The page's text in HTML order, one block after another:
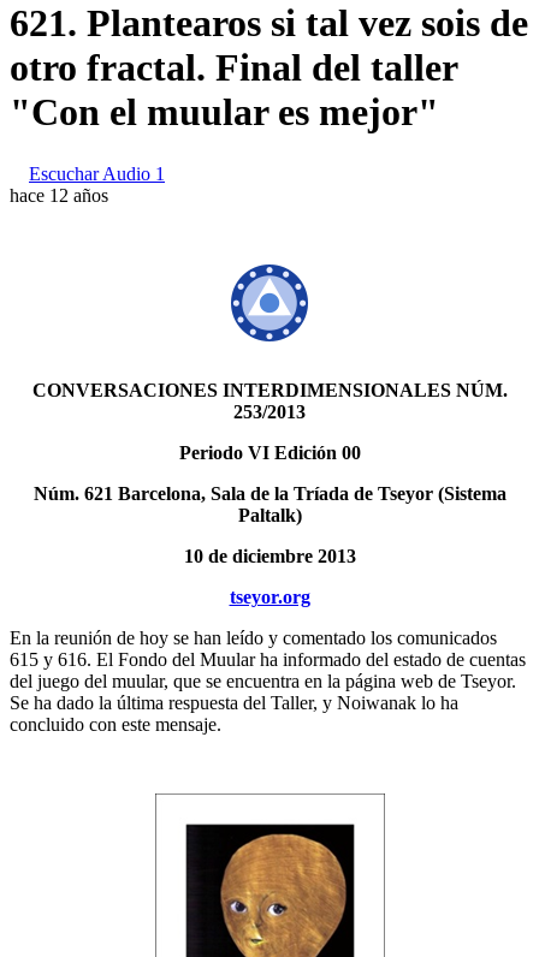
621. Plantearos si tal vez sois de
otro fractal. Final del taller
"Con el muular es mejor"
Escuchar Audio 1
hace 12 años
CONVERSACIONES INTERDIMENSIONALES NÚM.
253/2013
Periodo VI Edición 00
Núm. 621 Barcelona, Sala de la Tríada de Tseyor (Sistema
Paltalk)
10 de diciembre 2013
tseyor.org
En la reunión de hoy se han leído y comentado los comunicados
615 y 616. El Fondo del Muular ha informado del estado de cuentas
del juego del muular, que se encuentra en la página web de Tseyor.
Se ha dado la última respuesta del Taller, y Noiwanak lo ha
concluido con este mensaje.